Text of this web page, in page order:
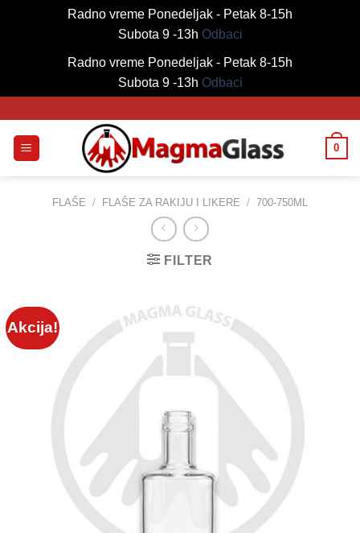
Radno vreme Ponedeljak - Petak 8-15h
Subota 9 -13h Odbaci
Radno vreme Ponedeljak - Petak 8-15h
Subota 9 -13h Odbaci
content
0
FLAŠE / FLAŠE ZA RAKIJU I LIKERE / 700-750ML
FILTER
Akcija!